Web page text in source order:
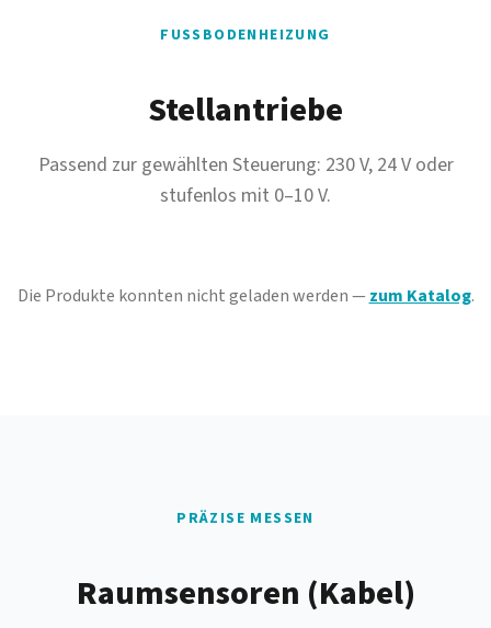
FUSSBODENHEIZUNG
Stellantriebe
Passend zur gewählten Steuerung: 230 V, 24 V oder
stufenlos mit 0–10 V.
Die Produkte konnten nicht geladen werden — zum Katalog.
PRÄZISE MESSEN
Raumsensoren (Kabel)